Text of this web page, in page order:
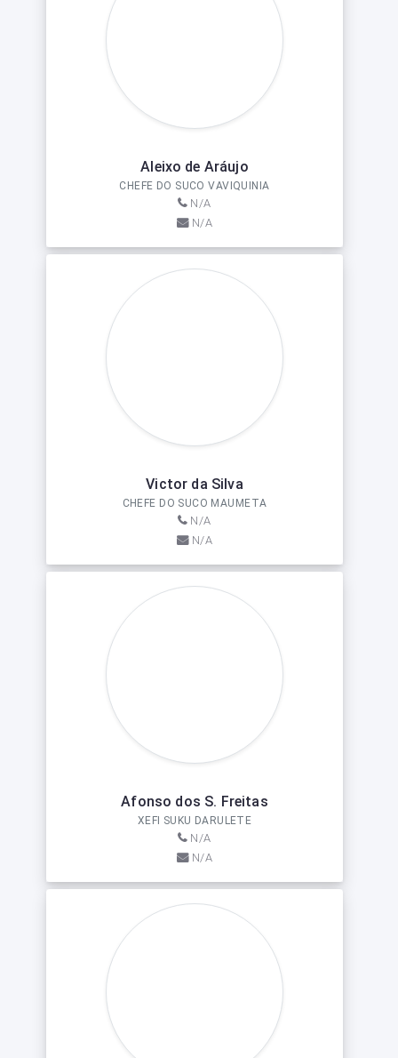
Aleixo de Aráujo
CHEFE DO SUCO VAVIQUINIA
N/A
N/A
Victor da Silva
CHEFE DO SUCO MAUMETA
N/A
N/A
Afonso dos S. Freitas
XEFI SUKU DARULETE
N/A
N/A